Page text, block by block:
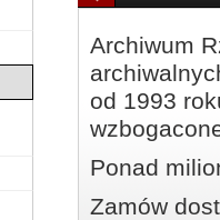
Archiwum
od 1993
Ponad
Zamów